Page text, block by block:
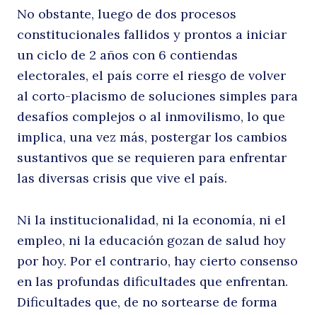
No obstante, luego de dos procesos
constitucionales fallidos y prontos a iniciar
un ciclo de 2 años con 6 contiendas
electorales, el país corre el riesgo de volver
al corto-placismo de soluciones simples para
desafíos complejos o al inmovilismo, lo que
implica, una vez más, postergar los cambios
sustantivos que se requieren para enfrentar
las diversas crisis que vive el país.
Ni la institucionalidad, ni la economía, ni el
empleo, ni la educación gozan de salud hoy
por hoy. Por el contrario, hay cierto consenso
en las profundas dificultades que enfrentan.
Dificultades que, de no sortearse de forma